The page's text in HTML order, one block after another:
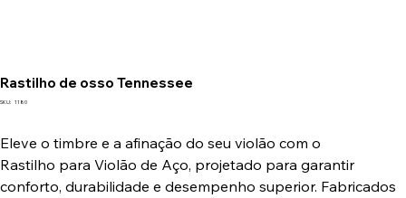
Rastilho de osso Tennessee
SKU: SKU
1180
Eleve o timbre e a afinação do seu violão com o
Rastilho para Violão de Aço, projetado para garantir
conforto, durabilidade e desempenho superior. Fabricados